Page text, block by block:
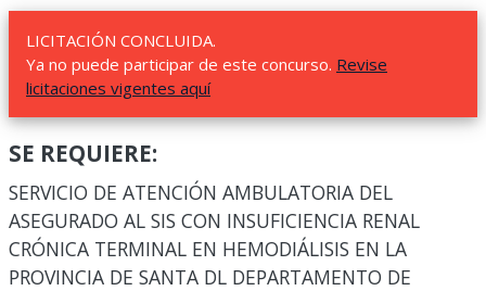
LICITACIÓN CONCLUIDA.
Ya no puede participar de este concurso. Revise
licitaciones vigentes aquí
SE REQUIERE:
SERVICIO DE ATENCIÓN AMBULATORIA DEL
ASEGURADO AL SIS CON INSUFICIENCIA RENAL
CRÓNICA TERMINAL EN HEMODIÁLISIS EN LA
PROVINCIA DE SANTA DL DEPARTAMENTO DE